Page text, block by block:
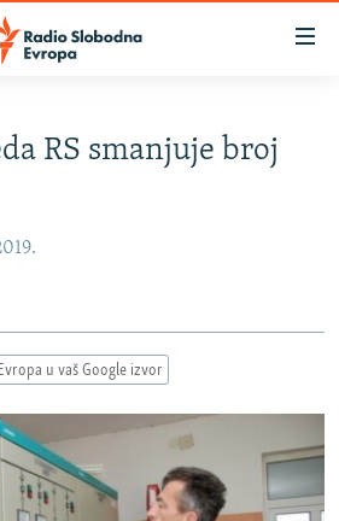
RS smanjuje broj
u vaš Google izvor